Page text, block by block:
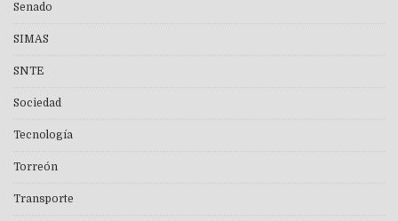
Senado
SIMAS
SNTE
Sociedad
Tecnología
Torreón
Transporte